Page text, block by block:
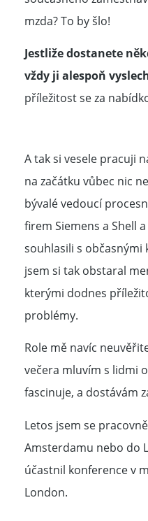
mzda? To by šlo!
Jestliže dostanete
vždy ji alespoň
příležitost se za
A tak si vesele pracuji
na začátku vůbec nic
bývalé vedoucí
firem Siemens a Shell
souhlasili s občasnými
jsem si tak obstaral
kterými dodnes
problémy.
Role mě navíc
večera mluvím s lidmi
fascinuje, a dostávám
Letos jsem se
Amsterdamu nebo do
účastnil konference v
London.